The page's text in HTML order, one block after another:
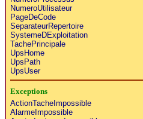
NumeroUtilisateur
PageDeCode
SeparateurRepertoire
SystemeDExploitation
TachePrincipale
UpsHome
UpsPath
UpsUser
Exceptions
ActionTacheImpossible
AlarmeImpossible